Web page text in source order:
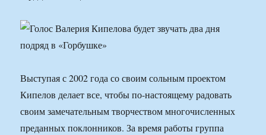
Выступая с 2002 года со своим сольным проектом
Кипелов делает все, чтобы по-настоящему радовать
своим замечательным творчеством многочисленных
преданных поклонников. За время работы группа